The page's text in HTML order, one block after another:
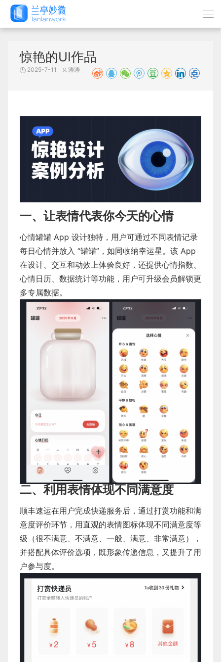
惊艳的UI作品
2025-7-11 涛涛
一、让表情代表你今天的心情
心情罐罐 App 设计独特，用户可通过不同表情记录
每日心情并放入 “罐罐”，如同收纳幸运星。该 App
在设计、交互和动效上体验良好，还提供心情指数、
心情日历、数据统计等功能，用户可升级会员解锁更
多专属数据。
二、利用表情体现不同满意度
顺丰速运在用户完成快递服务后，通过打赏功能和满
意度评价环节，用直观的表情图标体现不同满意度等
级（很不满意、不满意、一般、满意、非常满意），
并搭配具体评价选项，既形象传递信息，又提升了用
户参与度。